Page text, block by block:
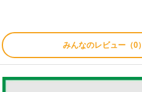
みんなのレビュー（0）